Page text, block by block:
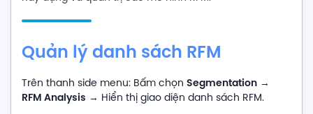
Quản lý danh sách RFM
Trên thanh side menu: Bấm chọn Segmentation →
RFM Analysis → Hiển thị giao diện danh sách RFM.